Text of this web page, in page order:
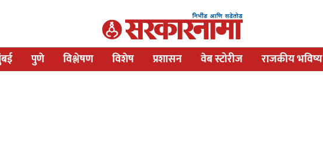
पुणे विश्लेषण विशेष प्रशासन वेब स्टोरीज राजकीय भविष्य